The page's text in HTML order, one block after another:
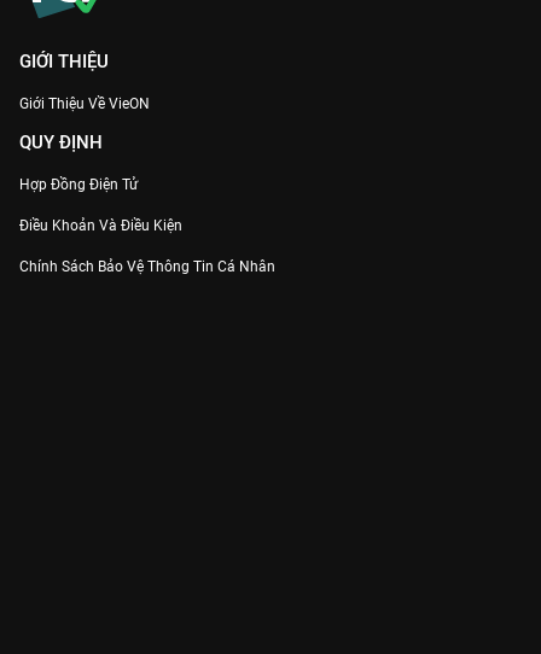
GIỚI THIỆU
Giới Thiệu Về VieON
QUY ĐỊNH
Hợp Đồng Điện Tử
Điều Khoản Và Điều Kiện
Chính Sách Bảo Vệ Thông Tin Cá Nhân